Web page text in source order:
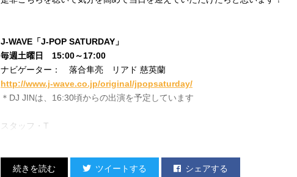
J-WAVE「J-POP SATURDAY」
毎週土曜日 15:00～17:00
ナビゲーター： 落合隼亮 リアド 慈英蘭
http://www.j-wave.co.jp/original/jpopsaturday/
＊DJ JINは、16:30頃からの出演を予定しています
スタッフ・T
ツイートする シェアする